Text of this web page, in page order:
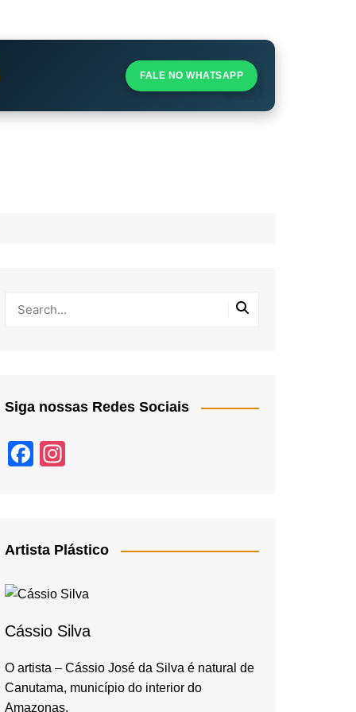
FALE NO WHATSAPP
Siga nossas Redes Sociais
F
b
o
k
a
Artista Plástico
Cássio Silva
O artista – Cássio José da Silva é natural de
Canutama, município do interior do
Amazonas,